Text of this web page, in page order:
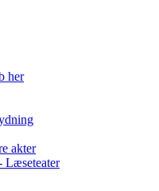
her
akter
Læseteater